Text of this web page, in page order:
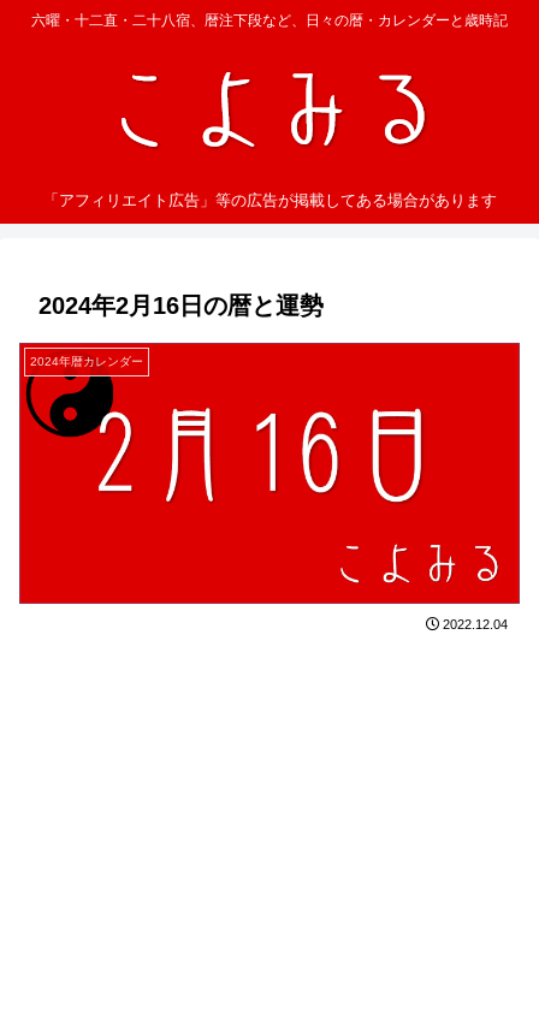
六曜・十二直・二十八宿、暦注下段など、日々の暦・カレンダーと歳時記
「アフィリエイト広告」等の広告が掲載してある場合があります
2024年2月16日の暦と運勢
2024年暦カレンダー
2022.12.04